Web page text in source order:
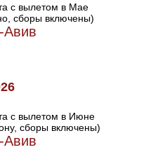
с вылетом в Мае
сборы включены)
Авив
с вылетом в Июне
сборы включены)
Авив